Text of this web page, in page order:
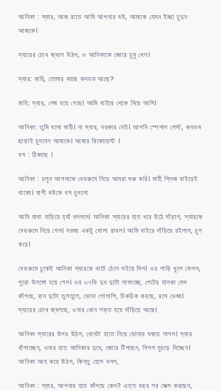
আনিকা : স্যার, আজ রাতে আমি আপনার বউ, আমাকে যেমন ইচ্ছা চুদুন
আজকে।
স্যারের চোখ জ্বলে উঠল, ও আনিকাকে জোরে চুমু খেল।
স্যার: মাহি, তোমার কাছে কনডম আছে?
মাহি: স্যার, শেষ হয়ে গেছে। আমি বাইরে থেকে নিয়ে আসি।
আনিকা: তুমি বসো মাহী। না স্যার, দরকার নেই। আপনি স্পেশাল গেস্ট, কনডম
ছাড়াই চুদবেন আমাকে। আমার রিকোয়েস্ট ।
বস : ঠিকাছে ।
আনিকা : চলুন আপনাকে বেডরুমে নিয়ে আমরা শুরু করি। মাহী প্লিজ বাইরেই
থাকো। মাগী বউকে বস চুদলো
আমি মাথা নাড়িয়ে হ্যাঁ বললাম। আনিকা স্যারের হাত ধরে উঠে দাঁড়াল, স্যারকে
বেডরুমে নিয়ে গেল। দরজা একটু খোলা রাখল। আমি বাইরে দাঁড়িয়ে রইলাম, চুপ
করে।
বেডরুমে ঢুকেই আনিকা স্যারকে খাটে ঠেলে শুইয়ে দিল। ওর শাড়ি খুলে ফেলল,
পুরো উলঙ্গো হয়ে গেল। ওর ৩৭ডি দুধ দুটো লাফাচ্ছে, পেটের হালকা মেদ
কাঁপছে, রান দুটো তুলতুলে, ভোদা গোলাপি, চিকচিক করছে, রসে ভেজা।
স্যারের চোখ জ্বলছে, ওনার ধোন শক্ত হয়ে দাঁড়িয়ে আছে।
আনিকা স্যারের উপর উঠল, ধোনটা হাতে নিয়ে ভোদায় ঘষতে লাগল। স্যার
হাঁপাচ্ছেন, ওনার হাত আনিকার দুধে, জোরে টিপছেন, নিপল মুচড়ে দিচ্ছেন।
আনিকা আহ করে উঠল, কিন্তু হেসে বলল,
আনিকা : স্যার, আপনার হাত কাঁপছে কেন? এত্ত বছর পর সেক্স করছেন,